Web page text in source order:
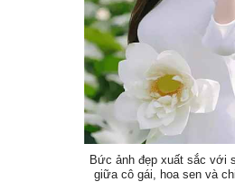
Bức ảnh đẹp xuất sắc với
giữa cô gái, hoa sen và